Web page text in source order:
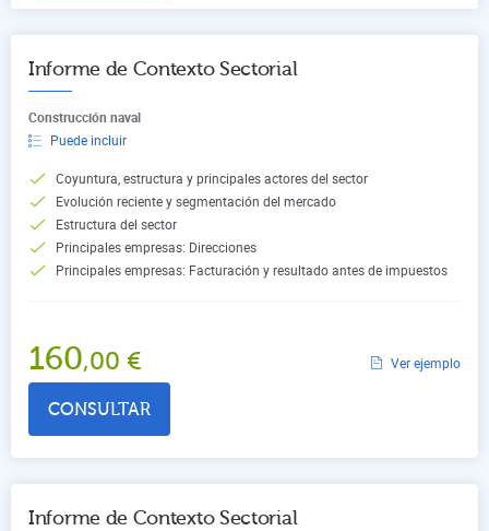
Informe de Contexto Sectorial
Construcción naval
Puede incluir
Coyuntura, estructura y principales actores del sector
Evolución reciente y segmentación del mercado
Estructura del sector
Principales empresas: Direcciones
Principales empresas: Facturación y resultado antes de impuestos
160,00 € Ver ejemplo
CONSULTAR
Informe de Contexto Sectorial